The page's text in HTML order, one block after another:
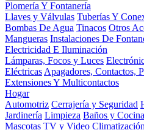
Plomería Y Fontanería
Llaves y Válvulas Tuberías Y
Bombas De Agua Tinacos Otros
Mangueras Instalaciones De
Electricidad E Iluminación
Lámparas, Focos y Luces
Eléctricas Apagadores, Contactos,
Extensiones Y Multicontactos
Hogar
Automotriz Cerrajería y Seguridad
Jardinería Limpieza Baños y
Mascotas TV y Video Climatización